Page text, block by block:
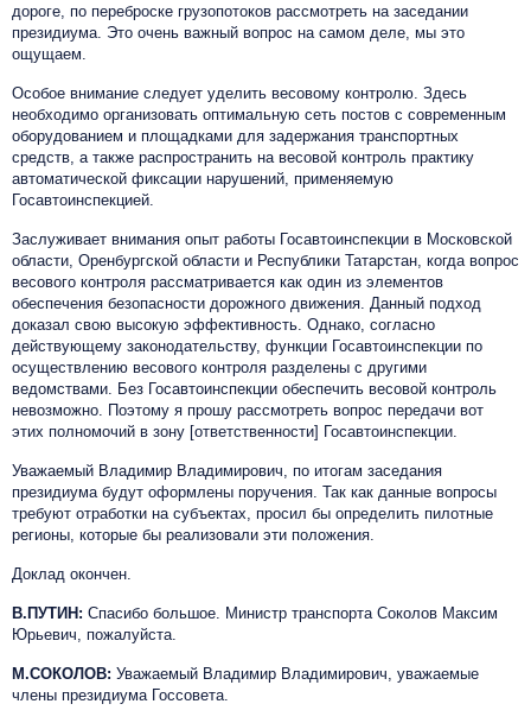
дороге, по переброске грузопотоков рассмотреть на заседании
президиума. Это очень важный вопрос на самом деле, мы это
ощущаем.
Особое внимание следует уделить весовому контролю. Здесь
необходимо организовать оптимальную сеть постов с современным
оборудованием и площадками для задержания транспортных
средств, а также распространить на весовой контроль практику
автоматической фиксации нарушений, применяемую
Госавтоинспекцией.
Заслуживает внимания опыт работы Госавтоинспекции в Московской
области, Оренбургской области и Республики Татарстан, когда вопрос
весового контроля рассматривается как один из элементов
обеспечения безопасности дорожного движения. Данный подход
доказал свою высокую эффективность. Однако, согласно
действующему законодательству, функции Госавтоинспекции по
осуществлению весового контроля разделены с другими
ведомствами. Без Госавтоинспекции обеспечить весовой контроль
невозможно. Поэтому я прошу рассмотреть вопрос передачи вот
этих полномочий в зону [ответственности] Госавтоинспекции.
Уважаемый Владимир Владимирович, по итогам заседания
президиума будут оформлены поручения. Так как данные вопросы
требуют отработки на субъектах, просил бы определить пилотные
регионы, которые бы реализовали эти положения.
Доклад окончен.
В.ПУТИН: Спасибо большое. Министр транспорта Соколов Максим
Юрьевич, пожалуйста.
М.СОКОЛОВ: Уважаемый Владимир Владимирович, уважаемые
члены президиума Госсовета.